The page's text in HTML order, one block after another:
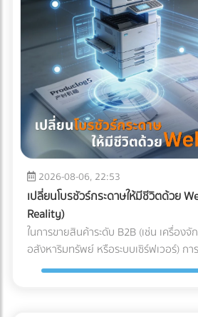
System) หรือแบตเตอรี่อุตสาหกรรม ได้
ผสานระบบ Solar Hybrid เข้ากับ ESS ก
สำคัญที่เจ้าของโรงงานกำลังจับตามอง
ระบบนี้ "คุ้มทุน" จริงหรือไม่? บทความนี้จ
ครับ "ต้นทุนแฝง" เมื่อเครื่องจักรสะดุด ที่บิลค่าไฟไม่ได้บอกคุณ
ก่อนจะตอบว่าแบตเตอรี่คุ้มไหม เราต้อง
ที่แท้จริงเวลาโรงงานไฟดับกันก่อนครับ ซึ่ง
ประเด็นที่รบกวนใจผู้บริหารหลายคน: วั
(Wasted Raw Materials): สำหรับโรง
หรือเคมีภัณฑ์ หากความร้อนตกหรือสา
วัตถุดิบที่ค้างอยู่ในเครื่องจักรจะเสียหาย
(Defect/Scrap) ทันที เวลาในการรีเซ็ตระ
Restart Time): ไฟดับ 15 นาที ไม่ได้แปล
นาทีที่ 16 เครื่องจักรขนาดใหญ่ CNC หรื
วอร์มอัปและตั้งค่าพารามิเตอร์ใหม่ ซึ่งอา
ปรับและความเชื่อมั่น (Penalties &
2026-08-06, 22:53
เปลี่ยนโบรชัวร์กระดาษให้มีชีวิตด้วย
Reality)
ในการขายสินค้าระดับ B2B (เช่น เครื่อง
อสังหาริมทรัพย์ หรือระบบเซิร์ฟเวอร์) กา
เตอะให้ผู้บริหารอ่าน มักจะจบลงที่ถังขย